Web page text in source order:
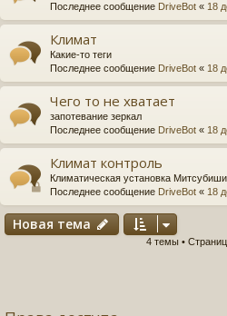
Последнее сообщение DriveBot « 18
Климат
Какие-то теги
Последнее сообщение DriveBot « 18
Чего то не хватает
запотевание зеркал
Последнее сообщение DriveBot « 18
Климат контроль
Климатическая установка
Последнее сообщение DriveBot « 18
Новая тема
4 темы •